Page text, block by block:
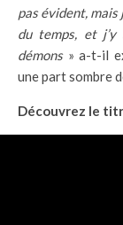
pas évident, mais
du temps, et j’y
démons» a-t-il
une part sombre
Découvrez le